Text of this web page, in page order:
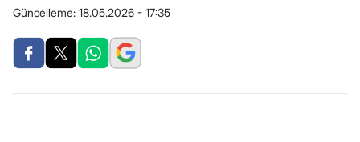
Güncelleme: 18.05.2026 - 17:35